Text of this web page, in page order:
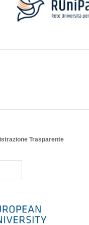
Trasparente